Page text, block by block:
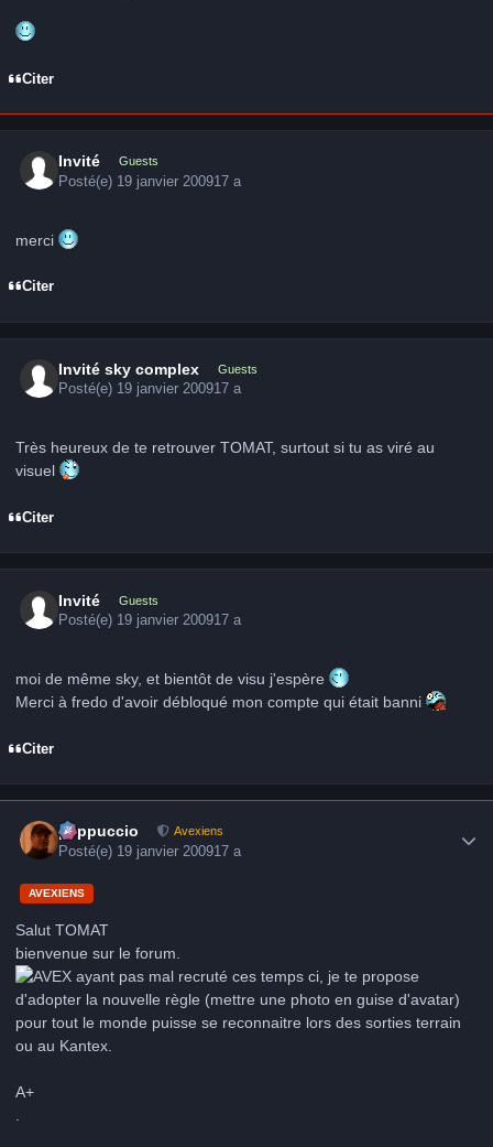
Citer
Invité Guests
Posté(e) 19 janvier 200917 a
merci
Citer
Invité sky complex Guests
Posté(e) 19 janvier 200917 a
Très heureux de te retrouver TOMAT, surtout si tu as viré au
visuel
Citer
Invité Guests
Posté(e) 19 janvier 200917 a
moi de même sky, et bientôt de visu j'espère
Merci à fredo d'avoir débloqué mon compte qui était banni
Citer
peppuccio Avexiens
Posté(e) 19 janvier 200917 a
AVEXIENS
Salut TOMAT
bienvenue sur le forum.
ayant pas mal recruté ces temps ci, je te propose
d'adopter la nouvelle règle (mettre une photo en guise d'avatar)
pour tout le monde puisse se reconnaitre lors des sorties terrain
ou au Kantex.
A+